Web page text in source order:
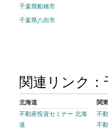
千葉県船橋市
千葉県八街市
関連リンク
北海道
不動産投資セミナー 北海
道
関東
不
不